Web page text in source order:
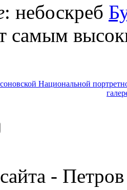
: небоскреб
самым
Национальной
-